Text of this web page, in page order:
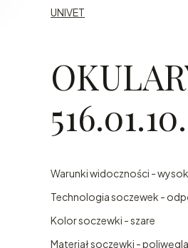
UNIVET
Warunki widoczności -
Technologia soczewek -
Kolor soczewki - szare
Materiał soczewki -